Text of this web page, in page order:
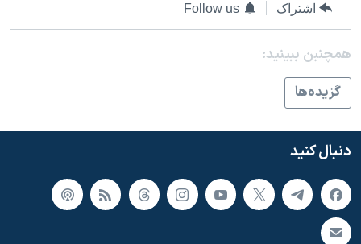
نرگس محمدی برنده جایزه نوبل صلح
همایش محافظه‌کاران آمریکا «سی‌پک»
صفحه‌های ویژه
اشتراک Follow us
همچنبن ببینید:
گزيده‌ها
دنبال کنید